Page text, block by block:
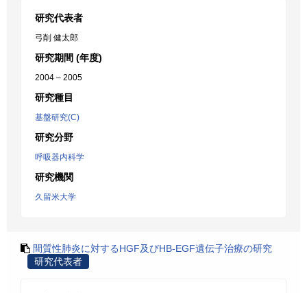
研究代表者
弓削 健太郎
研究期間 (年度)
2004 – 2005
研究種目
基盤研究(C)
研究分野
呼吸器内科学
研究機関
久留米大学
間質性肺炎に対するHGF及びHB-EGF遺伝子治療の研究
研究代表者